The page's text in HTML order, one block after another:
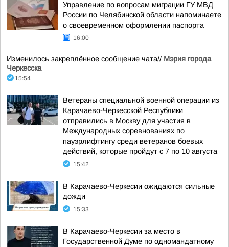
Управление по вопросам миграции ГУ МВД
России по Челябинской области напоминаете
о своевременном оформлении паспорта
16:00
Изменилось закреплённое сообщение чата// Мэрия города
Черкесска
15:54
Ветераны специальной военной операции из
Карачаево-Черкесской Республики
отправились в Москву для участия в
Международных соревнованиях по
пауэрлифтингу среди ветеранов боевых
действий, которые пройдут с 7 по 10 августа
15:42
В Карачаево-Черкесии ожидаются сильные
дожди
15:33
В Карачаево-Черкесии за место в
Государственной Думе по одномандатному